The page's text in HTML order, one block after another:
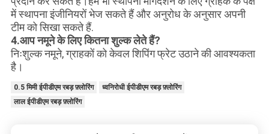
में स्थापना इंजीनियरों भेज सकते हैं और अनुरोध के अनुसार अपनी
टीम को सिखा सकते हैं.
4.आप नमूने के लिए कितना शुल्क लेते हैं?
निःशुल्क नमूने, ग्राहकों को केवल शिपिंग फ्रेट उठाने की आवश्यकता
है।
0.5 मिमी ईपीडीएम रबड़ फ़्लोरिंग
ध्वनिरोधी ईपीडीएम रबड़ फ़्लोरिंग
लाल ईपीडीएम रबड़ फ़्लोरिंग